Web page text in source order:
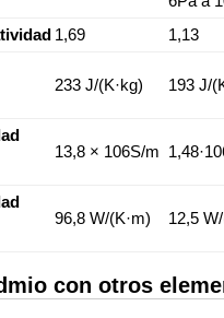
1,69
1,13
233 J/(K·kg) 193 J/
13,8 × 106S/m
96,8 W/(K·m) 12,5
con otros